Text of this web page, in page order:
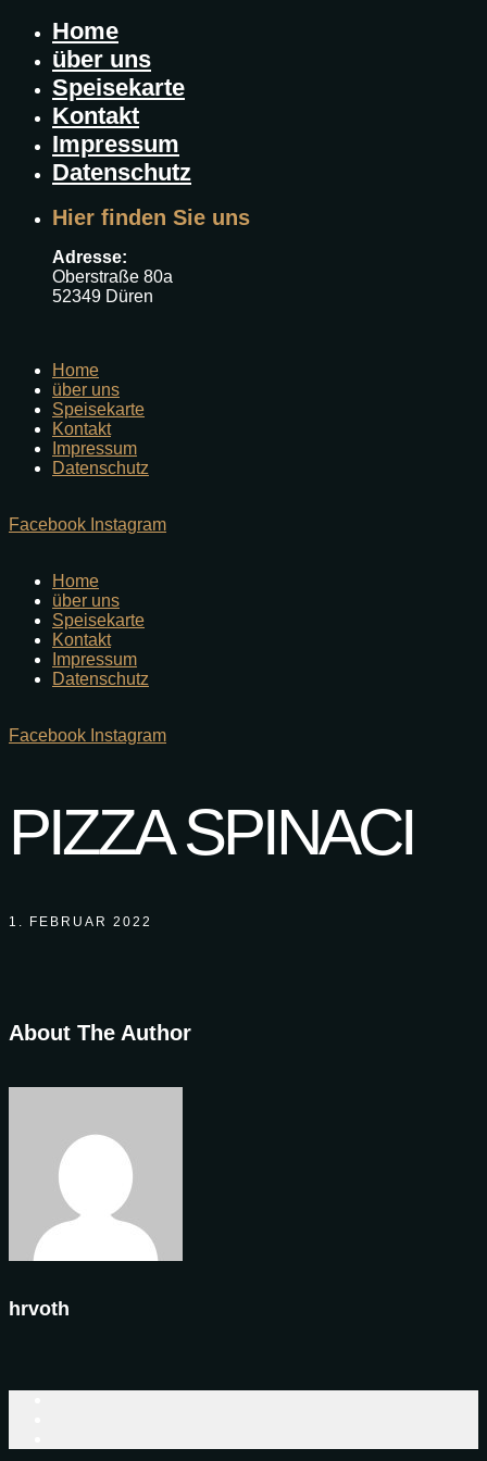
Home
über uns
Speisekarte
Kontakt
Impressum
Datenschutz
Hier finden Sie uns
Adresse:
Oberstraße 80a
52349 Düren
Home
über uns
Speisekarte
Kontakt
Impressum
Datenschutz
Facebook Instagram
Home
über uns
Speisekarte
Kontakt
Impressum
Datenschutz
Facebook Instagram
PIZZA SPINACI
1. FEBRUAR 2022
About The Author
hrvoth